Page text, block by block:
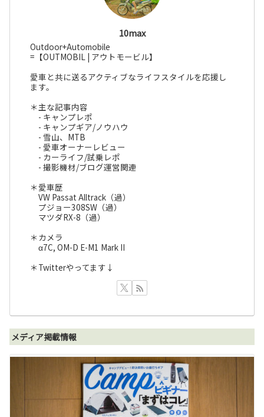
10max
Outdoor+Automobile
=【OUTMOBIL | アウトモービル】
愛車と共に送るアクティブなライフスタイルを応援し
ます。
＊主な記事内容
- キャンプレポ
- キャンプギア/ノウハウ
- 雪山、MTB
- 愛車オーナーレビュー
- カーライフ/試乗レポ
- 撮影機材/ブログ運営関連
＊愛車歴
VW Passat Alltrack（過）
プジョー308SW（過）
マツダRX-8（過）
＊カメラ
α7C, OM-D E-M1 Mark II
＊Twitterやってます↓
メディア掲載情報